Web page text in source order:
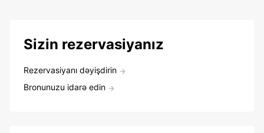
Sizin rezervasiyanız
Rezervasiyanı dəyişdirin
Bronunuzu idarə edin